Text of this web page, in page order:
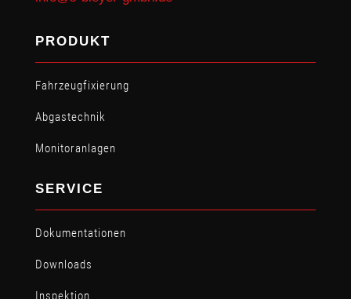
PRODUKT
Fahrzeugfixierung
Abgastechnik
Monitoranlagen
SERVICE
Dokumentationen
Downloads
Inspektion